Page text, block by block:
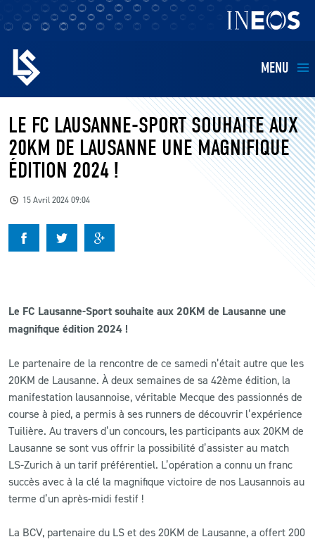
MENU
EQUIPES
BILLETTERIE
FANS
KIDS
RESTAURATION
CONTACT
ACTUALITÉS
LS E-SHOP
L’APP DU LS
MATCH DES CELEBRITES
LE FC LAUSANNE-SPORT SOUHAITE AUX
20KM DE LAUSANNE UNE MAGNIFIQUE
ÉDITION 2024 !
15 Avril 2024 09:04
Le FC Lausanne-Sport souhaite aux 20KM de Lausanne une
magnifique édition 2024 !
Le partenaire de la rencontre de ce samedi n’était autre que les
20KM de Lausanne. À deux semaines de sa 42ème édition, la
manifestation lausannoise, véritable Mecque des passionnés de
course à pied, a permis à ses runners de découvrir l’expérience
Tuilière. Au travers d’un concours, les participants aux 20KM de
Lausanne se sont vus offrir la possibilité d’assister au match
LS-Zurich à un tarif préférentiel. L’opération a connu un franc
succès avec à la clé la magnifique victoire de nos Lausannois au
terme d’un après-midi festif !
La BCV, partenaire du LS et des 20KM de Lausanne, a offert 200